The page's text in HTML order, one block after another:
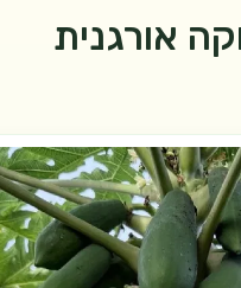
אורגנית